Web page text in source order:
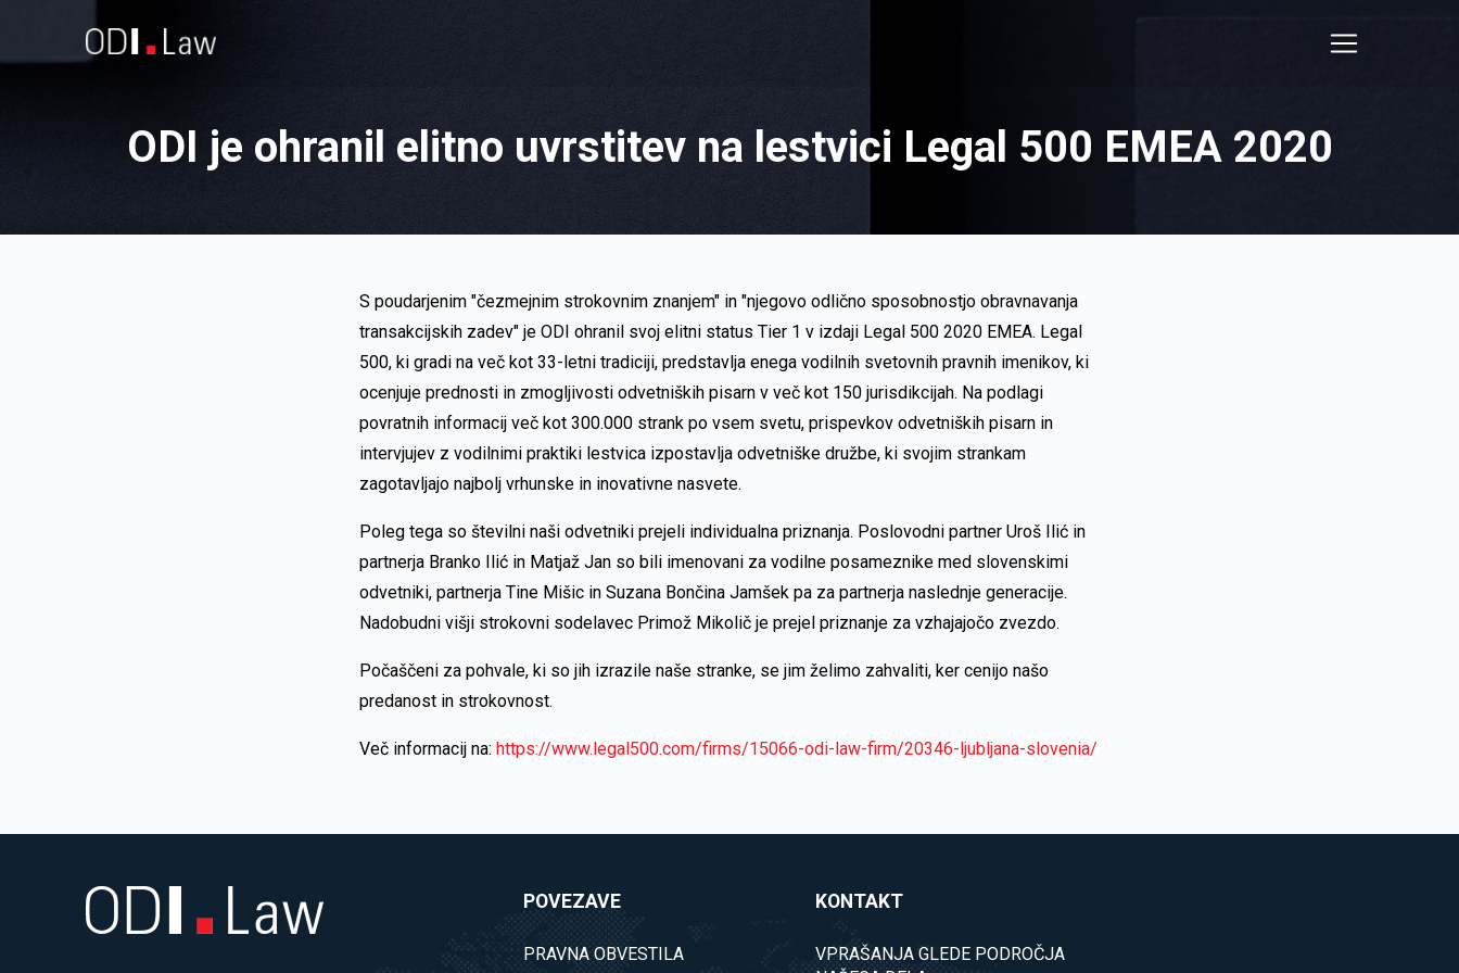
ODI je ohranil elitno uvrstitev na lestvici Legal 500 EMEA 2020
S poudarjenim "čezmejnim strokovnim znanjem" in "njegovo odlično sposobnostjo obravnavanja
transakcijskih zadev" je ODI ohranil svoj elitni status Tier 1 v izdaji Legal 500 2020 EMEA. Legal
500, ki gradi na več kot 33-letni tradiciji, predstavlja enega vodilnih svetovnih pravnih imenikov, ki
ocenjuje prednosti in zmogljivosti odvetniških pisarn v več kot 150 jurisdikcijah. Na podlagi
povratnih informacij več kot 300.000 strank po vsem svetu, prispevkov odvetniških pisarn in
intervjujev z vodilnimi praktiki lestvica izpostavlja odvetniške družbe, ki svojim strankam
zagotavljajo najbolj vrhunske in inovativne nasvete.
Poleg tega so številni naši odvetniki prejeli individualna priznanja. Poslovodni partner Uroš Ilić in
partnerja Branko Ilić in Matjaž Jan so bili imenovani za vodilne posameznike med slovenskimi
odvetniki, partnerja Tine Mišic in Suzana Bončina Jamšek pa za partnerja naslednje generacije.
Nadobudni višji strokovni sodelavec Primož Mikolič je prejel priznanje za vzhajajočo zvezdo.
Počaščeni za pohvale, ki so jih izrazile naše stranke, se jim želimo zahvaliti, ker cenijo našo
predanost in strokovnost.
Več informacij na:https://www.legal500.com/firms/15066-odi-law-firm/20346-ljubljana-slovenia/
POVEZAVE
PRAVNA OBVESTILA
KONTAKT
VPRAŠANJA GLEDE PODROČJA